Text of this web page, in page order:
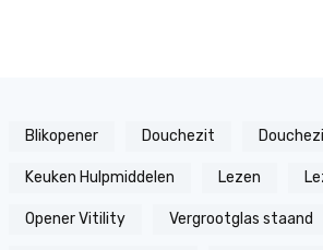
Blikopener Douchezit
Keuken Hulpmiddelen Lezen
Opener Vitility Vergrootglas staand